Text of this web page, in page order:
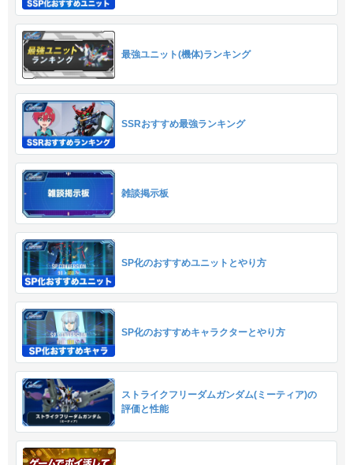
最強ユニット(機体)ランキング
SSRおすすめ最強ランキング
雑談掲示板
SP化のおすすめユニットとやり方
SP化のおすすめキャラクターとやり方
ストライクフリーダムガンダム(ミーティア)の
評価と性能